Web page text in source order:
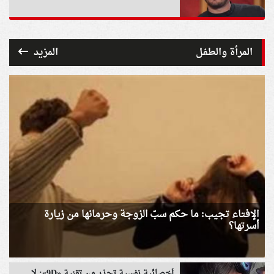
المرأة والطفل المزيد
الإفتاء تجيب: ما حكم سبّ الزوجة وحرمانها من زيارة
أسرتها؟